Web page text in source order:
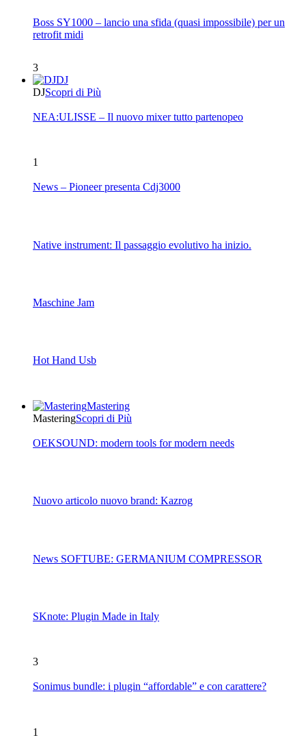
Boss SY1000 – lancio una sfida (quasi impossibile) per un
retrofit midi
3
DJ
DJScopri di Più
NEA:ULISSE – Il nuovo mixer tutto partenopeo
1
News – Pioneer presenta Cdj3000
Native instrument: Il passaggio evolutivo ha inizio.
Maschine Jam
Hot Hand Usb
Mastering
MasteringScopri di Più
OEKSOUND: modern tools for modern needs
Nuovo articolo nuovo brand: Kazrog
News SOFTUBE: GERMANIUM COMPRESSOR
SKnote: Plugin Made in Italy
3
Sonimus bundle: i plugin “affordable” e con carattere?
1